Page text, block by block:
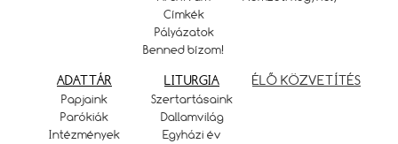
Címkék
Pályázatok
Benned bízom!
ADATTÁR
Papjaink
Parókiák
Intézmények
LITURGIA
Szertartásaink
Dallamvilág
Egyházi év
ÉLŐ KÖZVETÍTÉS